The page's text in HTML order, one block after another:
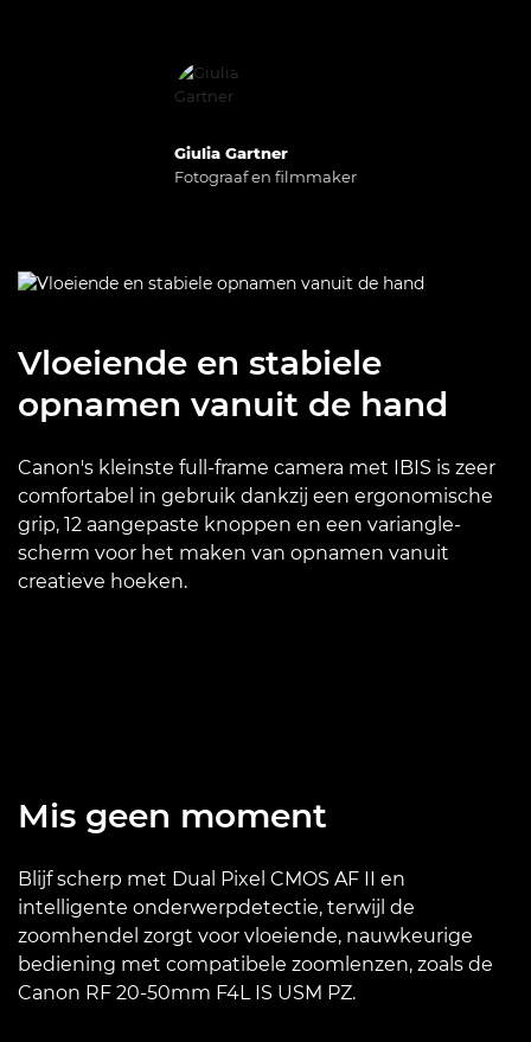
Giulia Gartner
Fotograaf en filmmaker
Vloeiende en stabiele
opnamen vanuit de hand
Canon's kleinste full-frame camera met IBIS is zeer
comfortabel in gebruik dankzij een ergonomische
grip, 12 aangepaste knoppen en een variangle-
scherm voor het maken van opnamen vanuit
creatieve hoeken.
Mis geen moment
Blijf scherp met Dual Pixel CMOS AF II en
intelligente onderwerpdetectie, terwijl de
zoomhendel zorgt voor vloeiende, nauwkeurige
bediening met compatibele zoomlenzen, zoals de
Canon RF 20-50mm F4L IS USM PZ.